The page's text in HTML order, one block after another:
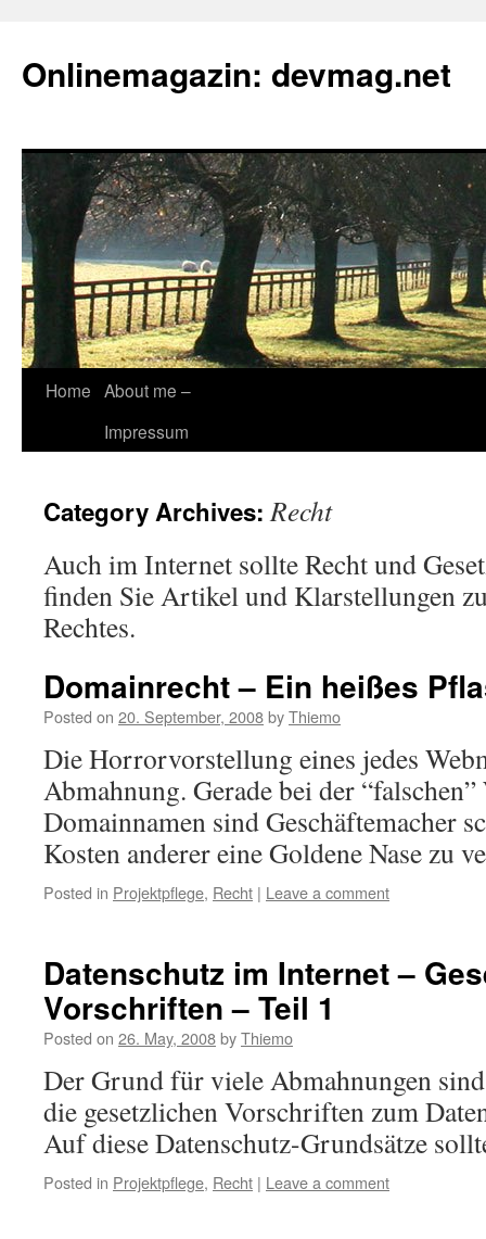
Onlinemagazin: devmag.net
Skip
Home About me –
Impressum
Category Archives:Recht
Auch im Internet sollte Recht und
finden Sie Artikel und Klarstellungen
Rechtes.
Domainrecht – Ein heißes
Posted on 20. September, 2008byThiemo
Die Horrorvorstellung eines jedes
Abmahnung. Gerade bei der “falschen”
Domainnamen sind Geschäftemacher
Kosten anderer eine Goldene Nase zu
Posted in Projektpflege, Recht | Leave a comment
Datenschutz im Internet –
Vorschriften – Teil 1
Posted on 26. May, 2008byThiemo
Der Grund für viele Abmahnungen
die gesetzlichen Vorschriften zum
Auf diese Datenschutz-Grundsätze
Posted in Projektpflege, Recht | Leave a comment